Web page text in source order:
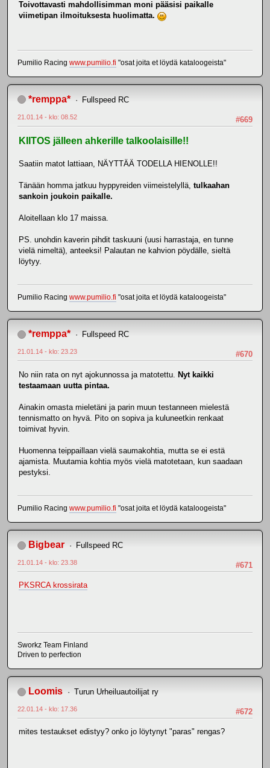
Toivottavasti mahdollisimman moni pääsisi paikalle
viimetipan ilmoituksesta huolimatta.
Pumilio Racing www.pumilio.fi "osat joita et löydä kataloogeista"
*remppa* Fullspeed RC
#669
21.01.14 - klo: 08.52
KIITOS jälleen ahkerille talkoolaisille!!
Saatiin matot lattiaan, NÄYTTÄÄ TODELLA HIENOLLE!!
Tänään homma jatkuu hyppyreiden viimeistelyllä, tulkaahan
sankoin joukoin paikalle.
Aloitellaan klo 17 maissa.
PS. unohdin kaverin pihdit taskuuni (uusi harrastaja, en tunne
vielä nimeltä), anteeksi! Palautan ne kahvion pöydälle, sieltä
löytyy.
Pumilio Racing www.pumilio.fi "osat joita et löydä kataloogeista"
*remppa* Fullspeed RC
#670
21.01.14 - klo: 23.23
No niin rata on nyt ajokunnossa ja matotettu. Nyt kaikki
testaamaan uutta pintaa.
Ainakin omasta mieletäni ja parin muun testanneen mielestä
tennismatto on hyvä. Pito on sopiva ja kuluneetkin renkaat
toimivat hyvin.
Huomenna teippaillaan vielä saumakohtia, mutta se ei estä
ajamista. Muutamia kohtia myös vielä matotetaan, kun saadaan
pestyksi.
Pumilio Racing www.pumilio.fi "osat joita et löydä kataloogeista"
Bigbear Fullspeed RC
#671
21.01.14 - klo: 23.38
PKSRCA krossirata
Sworkz Team Finland
Driven to perfection
Loomis Turun Urheiluautoilijat ry
#672
22.01.14 - klo: 17.36
mites testaukset edistyy? onko jo löytynyt "paras" rengas?